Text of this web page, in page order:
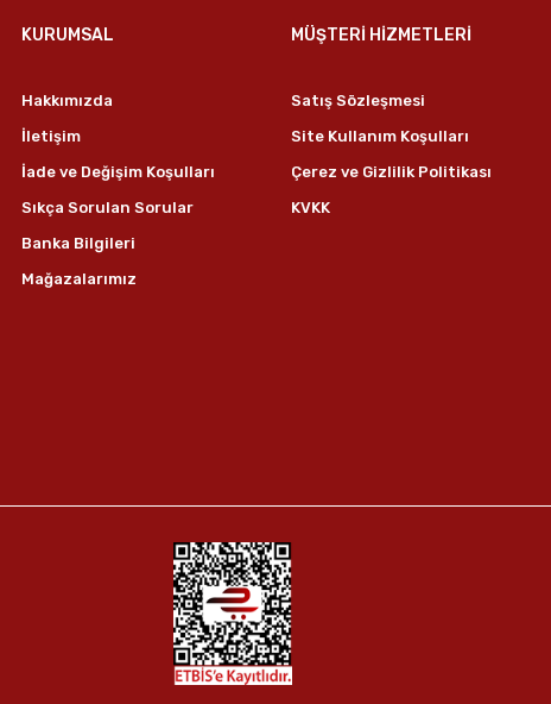
KURUMSAL
Hakkımızda
İletişim
İade ve Değişim Koşulları
Sıkça Sorulan Sorular
Banka Bilgileri
Mağazalarımız
MÜŞTERİ HİZMETLERİ
Satış Sözleşmesi
Site Kullanım Koşulları
Çerez ve Gizlilik Politikası
KVKK